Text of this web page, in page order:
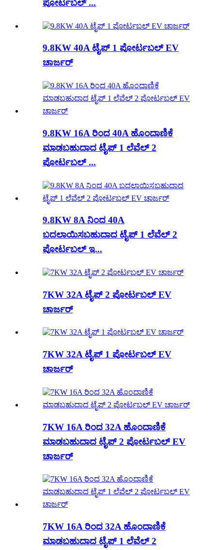
ಪೋರ್ಟಬಲ್ ...
9.8KW 40A ಟೈಪ್ 1 ಪೋರ್ಟಬಲ್ EV
ಚಾರ್ಜರ್
9.8KW 16A ರಿಂದ 40A ಹೊಂದಾಣಿಕೆ
ಮಾಡಬಹುದಾದ ಟೈಪ್ 1 ಲೆವೆಲ್ 2
ಪೋರ್ಟಬಲ್ ...
9.8KW 8A ನಿಂದ 40A
ಬದಲಾಯಿಸಬಹುದಾದ ಟೈಪ್ 1 ಲೆವೆಲ್ 2
ಪೋರ್ಟಬಲ್ ಇ...
7KW 32A ಟೈಪ್ 2 ಪೋರ್ಟಬಲ್ EV
ಚಾರ್ಜರ್
7KW 32A ಟೈಪ್ 1 ಪೋರ್ಟಬಲ್ EV
ಚಾರ್ಜರ್
7KW 16A ರಿಂದ 32A ಹೊಂದಾಣಿಕೆ
ಮಾಡಬಹುದಾದ ಟೈಪ್ 2 ಪೋರ್ಟಬಲ್ EV
ಚಾರ್ಜರ್
7KW 16A ರಿಂದ 32A ಹೊಂದಾಣಿಕೆ
ಮಾಡಬಹುದಾದ ಟೈಪ್ 1 ಲೆವೆಲ್ 2